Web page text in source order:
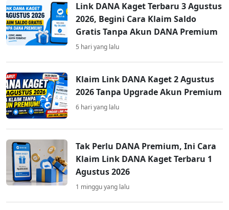
Link DANA Kaget Terbaru 3 Agustus
2026, Begini Cara Klaim Saldo
Gratis Tanpa Akun DANA Premium
5 hari yang lalu
Klaim Link DANA Kaget 2 Agustus
2026 Tanpa Upgrade Akun Premium
6 hari yang lalu
Tak Perlu DANA Premium, Ini Cara
Klaim Link DANA Kaget Terbaru 1
Agustus 2026
1 minggu yang lalu